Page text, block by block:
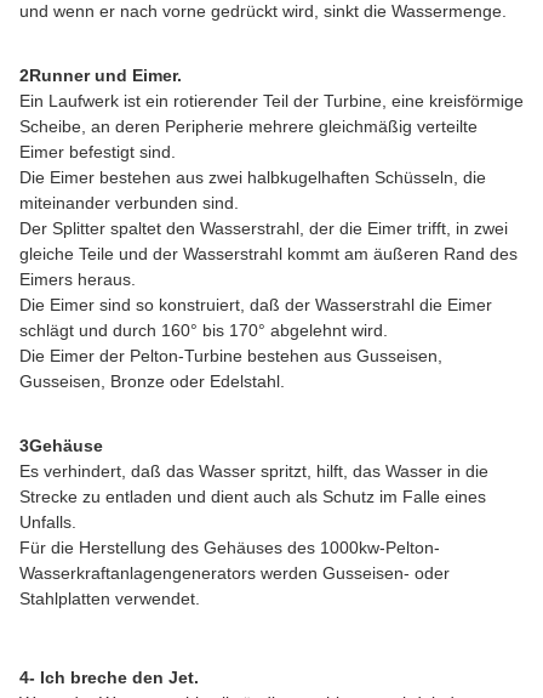
und wenn er nach vorne gedrückt wird, sinkt die Wassermenge.
2Runner und Eimer.
Ein Laufwerk ist ein rotierender Teil der Turbine, eine kreisförmige
Scheibe, an deren Peripherie mehrere gleichmäßig verteilte
Eimer befestigt sind.
Die Eimer bestehen aus zwei halbkugelhaften Schüsseln, die
miteinander verbunden sind.
Der Splitter spaltet den Wasserstrahl, der die Eimer trifft, in zwei
gleiche Teile und der Wasserstrahl kommt am äußeren Rand des
Eimers heraus.
Die Eimer sind so konstruiert, daß der Wasserstrahl die Eimer
schlägt und durch 160° bis 170° abgelehnt wird.
Die Eimer der Pelton-Turbine bestehen aus Gusseisen,
Gusseisen, Bronze oder Edelstahl.
3Gehäuse
Es verhindert, daß das Wasser spritzt, hilft, das Wasser in die
Strecke zu entladen und dient auch als Schutz im Falle eines
Unfalls.
Für die Herstellung des Gehäuses des 1000kw-Pelton-
Wasserkraftanlagengenerators werden Gusseisen- oder
Stahlplatten verwendet.
4- Ich breche den Jet.